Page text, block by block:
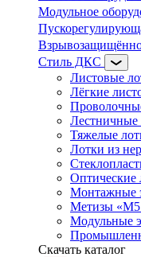
Модульное
Стиль ДКС
Листовые
Лёгкие
Лестничные
Тяжелые
Лотки из
Оптические
Монтажные
Метизы «M5
Модульные
Скачать каталог